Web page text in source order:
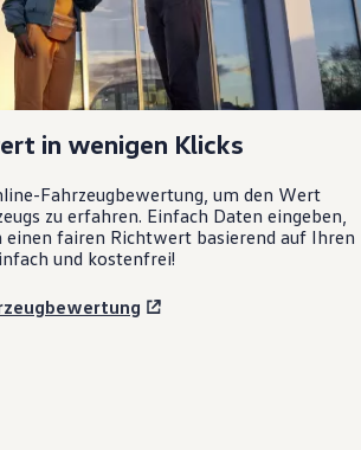
in wenigen Klicks
Fahrzeugbewertung, um den Wert
zu erfahren. Einfach Daten eingeben,
fairen Richtwert basierend auf Ihren
und kostenfrei!